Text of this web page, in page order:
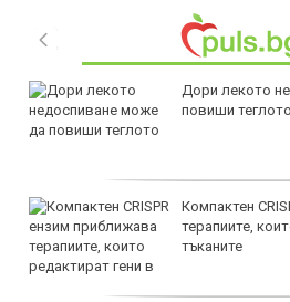
Дори лекото
повиши теглото
Компактен
терапиите,
тъканите